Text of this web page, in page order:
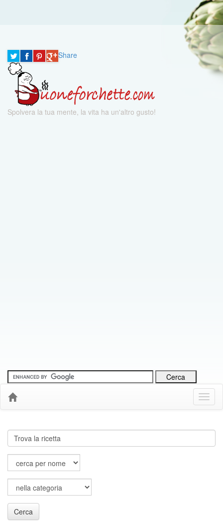
Share
Spolvera la tua mente, la vita ha un'altro gusto!
Menu
Down
Cerca
Cerca